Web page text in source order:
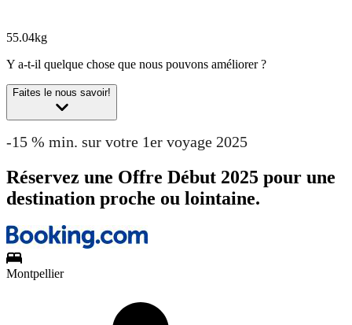
55.04kg
Y a-t-il quelque chose que nous pouvons améliorer ?
Faites le nous savoir!
-15 % min. sur votre 1er voyage 2025
Réservez une Offre Début 2025 pour une
destination proche ou lointaine.
Montpellier